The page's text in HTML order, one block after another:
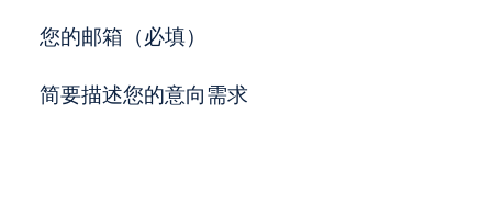
您的邮箱（必填）
简要描述您的意向需求